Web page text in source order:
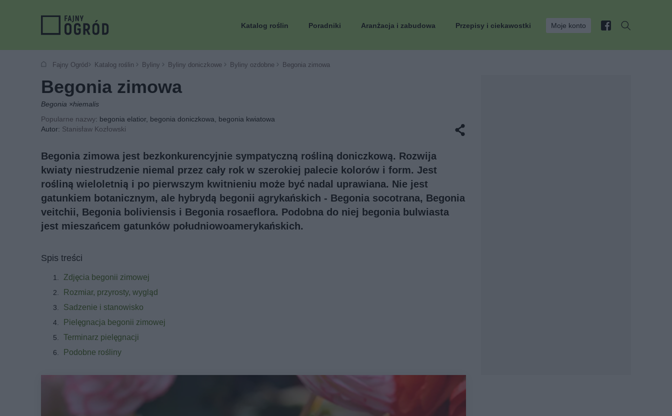
Katalog roślin Poradniki Aranżacja i zabudowa Przepisy i ciekawostki Moje konto
Fajny Ogród Katalog roślin Byliny Byliny doniczkowe Byliny ozdobne Begonia zimowa
Begonia zimowa
Begonia ×hiemalis
Popularne nazwy: begonia elatior, begonia doniczkowa, begonia kwiatowa
Autor: Stanisław Kozłowski
Begonia zimowa jest bezkonkurencyjnie sympatyczną rośliną doniczkową. Rozwija
kwiaty niestrudzenie niemal przez cały rok w szerokiej palecie kolorów i form. Jest
rośliną wieloletnią i po pierwszym kwitnieniu może być nadal uprawiana. Nie jest
gatunkiem botanicznym, ale hybrydą begonii agrykańskich - Begonia socotrana, Begonia
veitchii, Begonia boliviensis i Begonia rosaeflora. Podobna do niej begonia bulwiasta
jest mieszańcem gatunków południowoamerykańskich.
Spis treści
Zdjęcia begonii zimowej
Rozmiar, przyrosty, wygląd
Sadzenie i stanowisko
Pielęgnacja begonii zimowej
Terminarz pielęgnacji
Podobne rośliny